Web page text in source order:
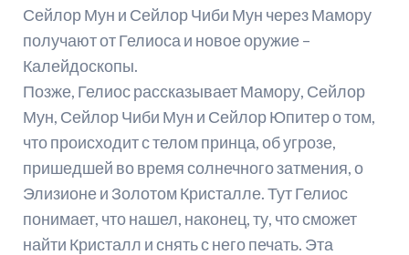
Сейлор Мун и Сейлор Чиби Мун через Мамору
получают от Гелиоса и новое оружие –
Калейдоскопы.
Позже, Гелиос рассказывает Мамору, Сейлор
Мун, Сейлор Чиби Мун и Сейлор Юпитер о том,
что происходит с телом принца, об угрозе,
пришедшей во время солнечного затмения, о
Элизионе и Золотом Кристалле. Тут Гелиос
понимает, что нашел, наконец, ту, что сможет
найти Кристалл и снять с него печать. Эта